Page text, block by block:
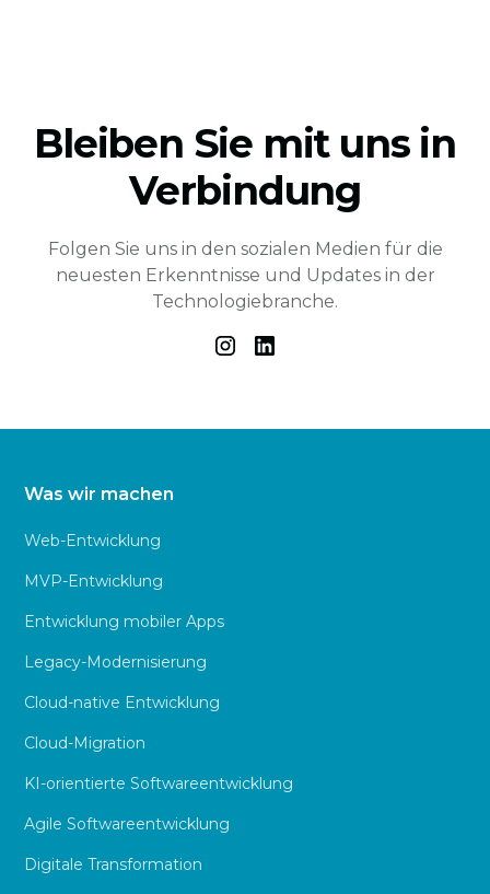
Bleiben Sie mit uns in
Verbindung
Folgen Sie uns in den sozialen Medien für die
neuesten Erkenntnisse und Updates in der
Technologiebranche.
Was wir machen
Web-Entwicklung
MVP-Entwicklung
Entwicklung mobiler Apps
Legacy-Modernisierung
Cloud-native Entwicklung
Cloud-Migration
KI-orientierte Softwareentwicklung
Agile Softwareentwicklung
Digitale Transformation